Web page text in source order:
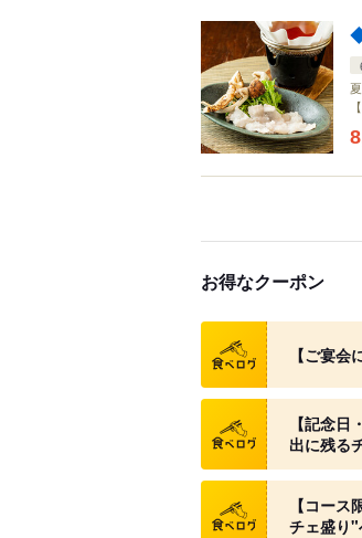
お得なクーポン
クーポン
【ご宴
クーポン
【記念
出に残る
クーポン
【コー
チェ盛り